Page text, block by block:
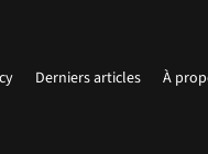
Derniers articles
À